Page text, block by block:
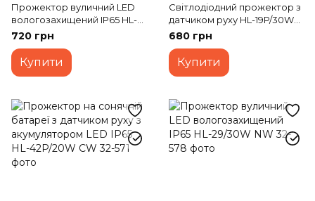
Прожектор вуличний LED
вологозахищений IP65 HL-
29/70W NW
720 грн
Купити
Світлодіодний прожектор з
датчиком руху HL-19P/30W
NW IP65
680 грн
Купити